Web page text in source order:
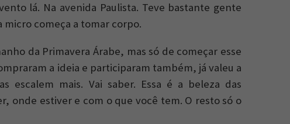
lá. Na avenida Paulista. Teve bastante gente
começa a tomar corpo.
da Primavera Árabe, mas só de começar esse
a ideia e participaram também, já valeu a
escalem mais. Vai saber. Essa é a beleza das
onde estiver e com o que você tem. O resto só o